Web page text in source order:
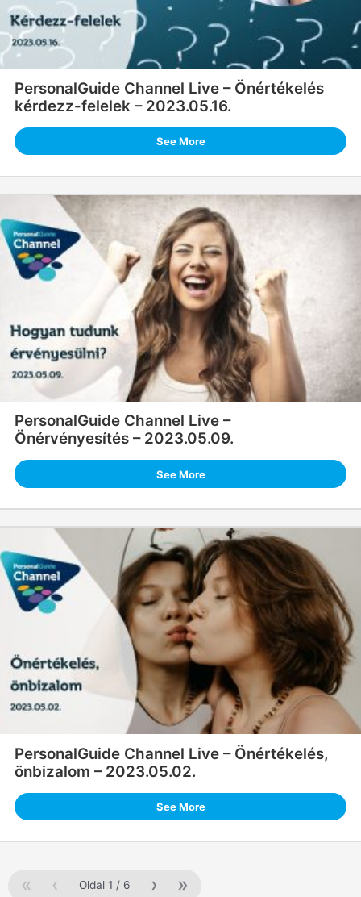
PersonalGuide Channel Live – Önértékelés
kérdezz-felelek – 2023.05.16.
See More
PersonalGuide Channel Live –
Önérvényesítés – 2023.05.09.
See More
PersonalGuide Channel Live – Önértékelés,
önbizalom – 2023.05.02.
See More
« ‹ › »
Oldal 1 / 6